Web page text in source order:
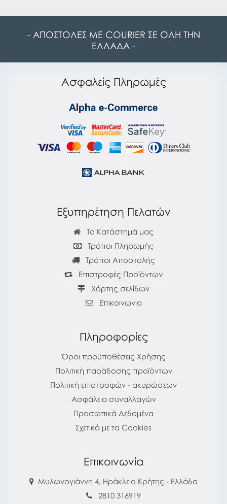
- ΑΠΟΣΤΟΛΕΣ ΜΕ COURIER ΣΕ ΟΛΗ ΤΗΝ
ΕΛΛΑΔΑ -
Ασφαλείς Πληρωμές
Εξυπηρέτηση Πελατών
Το Κατάστημά μας
Τρόποι Πληρωμής
Τρόποι Αποστολής
Επιστροφές Προϊόντων
Χάρτης σελίδων
Επικοινωνία
Πληροφορίες
Όροι προϋποθέσεις Χρήσης
Πολιτική παράδοσης προϊόντων
Πολιτική επιστροφών - ακυρώσεων
Ασφάλεια συναλλαγών
Προσωπικά Δεδομένα
Σχετικά με τα Cookies
Επικοινωνία
Μυλωνογιάννη 4, Ηράκλειο Κρήτης - Ελλάδα
2810 316919